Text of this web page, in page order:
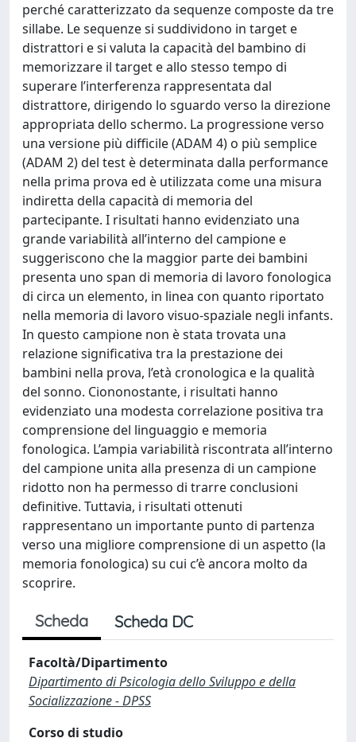
perché caratterizzato da sequenze composte da tre
sillabe. Le sequenze si suddividono in target e
distrattori e si valuta la capacità del bambino di
memorizzare il target e allo stesso tempo di
superare l’interferenza rappresentata dal
distrattore, dirigendo lo sguardo verso la direzione
appropriata dello schermo. La progressione verso
una versione più difficile (ADAM 4) o più semplice
(ADAM 2) del test è determinata dalla performance
nella prima prova ed è utilizzata come una misura
indiretta della capacità di memoria del
partecipante. I risultati hanno evidenziato una
grande variabilità all’interno del campione e
suggeriscono che la maggior parte dei bambini
presenta uno span di memoria di lavoro fonologica
di circa un elemento, in linea con quanto riportato
nella memoria di lavoro visuo-spaziale negli infants.
In questo campione non è stata trovata una
relazione significativa tra la prestazione dei
bambini nella prova, l’età cronologica e la qualità
del sonno. Ciononostante, i risultati hanno
evidenziato una modesta correlazione positiva tra
comprensione del linguaggio e memoria
fonologica. L’ampia variabilità riscontrata all’interno
del campione unita alla presenza di un campione
ridotto non ha permesso di trarre conclusioni
definitive. Tuttavia, i risultati ottenuti
rappresentano un importante punto di partenza
verso una migliore comprensione di un aspetto (la
memoria fonologica) su cui c’è ancora molto da
scoprire.
Scheda Scheda DC
Facoltà/Dipartimento
Dipartimento di Psicologia dello Sviluppo e della
Socializzazione - DPSS
Corso di studio